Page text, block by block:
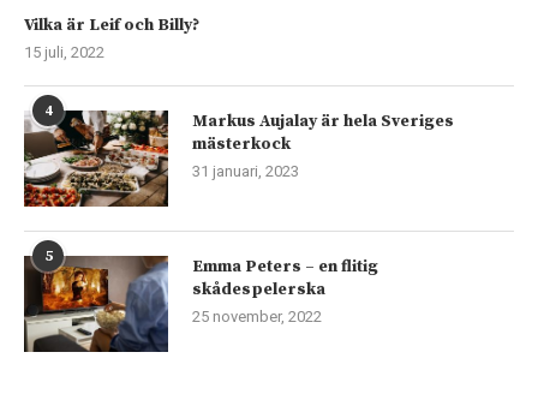
Vilka är Leif och Billy?
15 juli, 2022
4
Markus Aujalay är hela Sveriges
mästerkock
31 januari, 2023
5
Emma Peters – en flitig
skådespelerska
25 november, 2022